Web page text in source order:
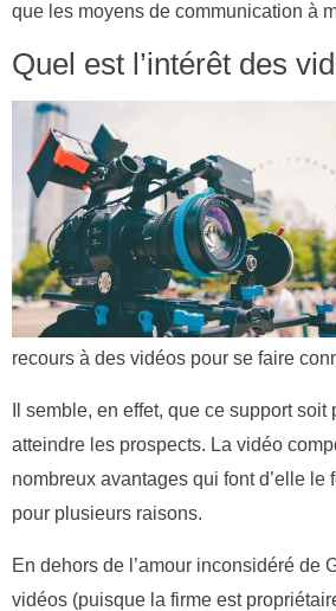
que les moyens de communication à
Quel est l’intérêt des
recours à des vidéos pour se faire
Il semble, en effet, que ce support
atteindre les prospects. La vidéo
nombreux avantages qui font d’elle le
pour plusieurs raisons.
En dehors de l’amour inconsidéré de
vidéos (puisque la firme est